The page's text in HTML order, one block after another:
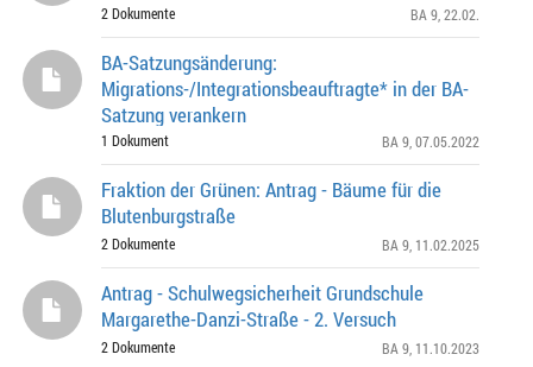
2 Dokumente BA 9 , 22.02.
BA-Satzungsänderung:
Migrations-/Integrationsbeauftragte* in der BA-
Satzung verankern
1 Dokument BA 9 , 07.05.2022
Fraktion der Grünen: Antrag - Bäume für die
Blutenburgstraße
2 Dokumente BA 9 , 11.02.2025
Antrag - Schulwegsicherheit Grundschule
Margarethe-Danzi-Straße - 2. Versuch
2 Dokumente BA 9 , 11.10.2023